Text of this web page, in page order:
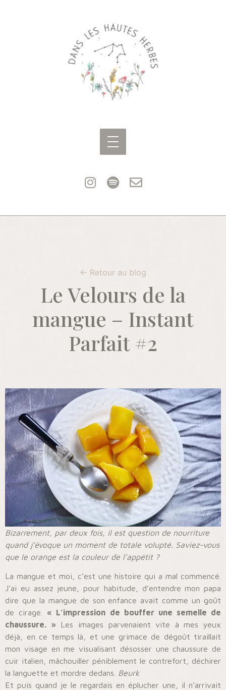
← Retour au blog
Le Velours de la
mangue – Instant
Parfait #2
Bizarrement, par deux fois, il est question de nourriture
quand j’évoque un moment de totale volupté. Saviez-vous
que le orange est la couleur de l’appétit ?
La mangue et moi, c’est une histoire qui a mal commencé.
J’ai eu assez jeune, pour habitude, d’entendre mon papa
dire que la mangue de son enfance avait comme un goût
de cirage.« L’impression de bouffer une semelle de
chaussure. »Les images parvenaient vite à mes yeux
déjà, en ce temps là, et une grimace de dégoût tiraillait
mon visage en me visualisant désosser une chaussure de
cuir italien, mâchouiller péniblement le contrefort, déchirer
la languette et mordre dedans. Beurk
Et puis quand je le regardais en éplucher une, il n’arrivait